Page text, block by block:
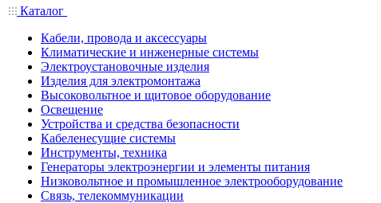
Каталог
Кабели, провода и аксессуары
Климатические и инженерные системы
Электроустановочные изделия
Изделия для электромонтажа
Высоковольтное и щитовое оборудование
Освещение
Устройства и средства безопасности
Кабеленесущие системы
Инструменты, техника
Генераторы электроэнергии и элементы питания
Низковольтное и промышленное электрооборудование
Связь, телекоммуникации